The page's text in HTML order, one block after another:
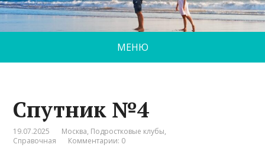
МЕНЮ
Спутник №4
19.07.2025 Москва, Подростковые клубы,
Справочная
Комментарии: 0